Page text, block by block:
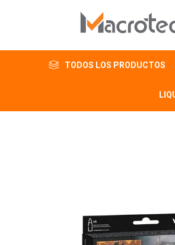
TODOS LOS PRODUCTOS